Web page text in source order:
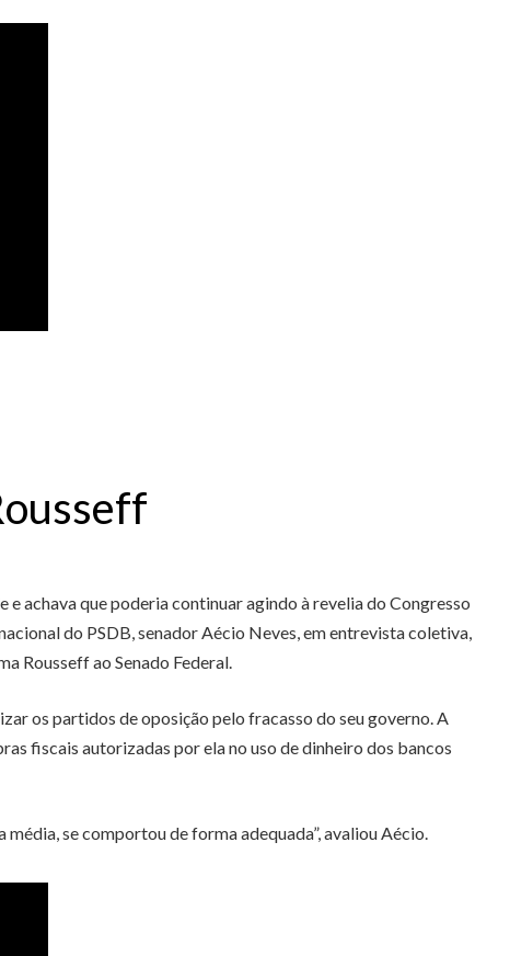
achava que poderia continuar agindo à revelia do Congresso
do PSDB, senador Aécio Neves, em entrevista coletiva,
Rousseff ao Senado Federal.
os partidos de oposição pelo fracasso do seu governo. A
fiscais autorizadas por ela no uso de dinheiro dos bancos
média, se comportou de forma adequada”, avaliou Aécio.